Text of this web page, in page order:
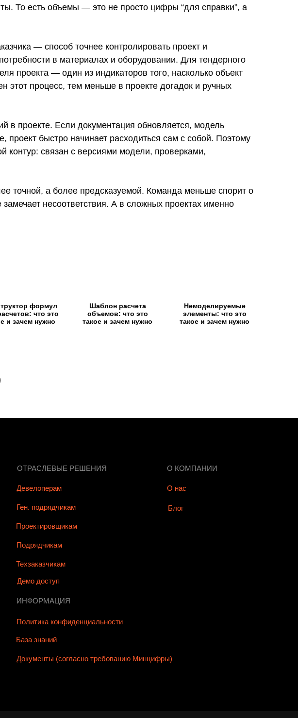
То есть объемы — это не просто цифры “для справки”, а
— способ точнее контролировать проект и
в материалах и оборудовании. Для тендерного
проекта — один из индикаторов того, насколько объект
процесс, тем меньше в проекте догадок и ручных
в проекте. Если документация обновляется, модель
быстро начинает расходиться сам с собой. Поэтому
контур: связан с версиями модели, проверками,
точной, а более предсказуемой. Команда меньше спорит о
несоответствия. А в сложных проектах именно
формул
что это
и зачем нужно
Шаблон расчета
объемов: что это
такое и зачем нужно
Немоделируемые
элементы: что это
такое и зачем нужно
Девелоперам
Ген. подрядчикам
Проектировщикам
Подрядчикам
Демо доступ
Политика конфиденциальности
База знаний
Документы (согласно требованию Минцифры)
ИНФОРМАЦИЯ
Техзаказчикам
О нас
Блог
ОТРАСЛЕВЫЕ РЕШЕНИЯ О КОМПАНИИ